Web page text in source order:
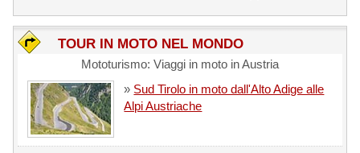
TOUR IN MOTO NEL MONDO
Mototurismo: Viaggi in moto in Austria
» Sud Tirolo in moto dall'Alto Adige alle
Alpi Austriache